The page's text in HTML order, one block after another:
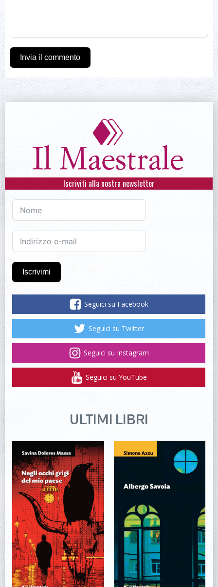
Invia il commento
Iscriviti alla nostra newsletter
Iscrivimi
Seguici su Facebook
Seguici su Twitter
Seguici su Instagram
Seguici su YouTube
ULTIMI LIBRI